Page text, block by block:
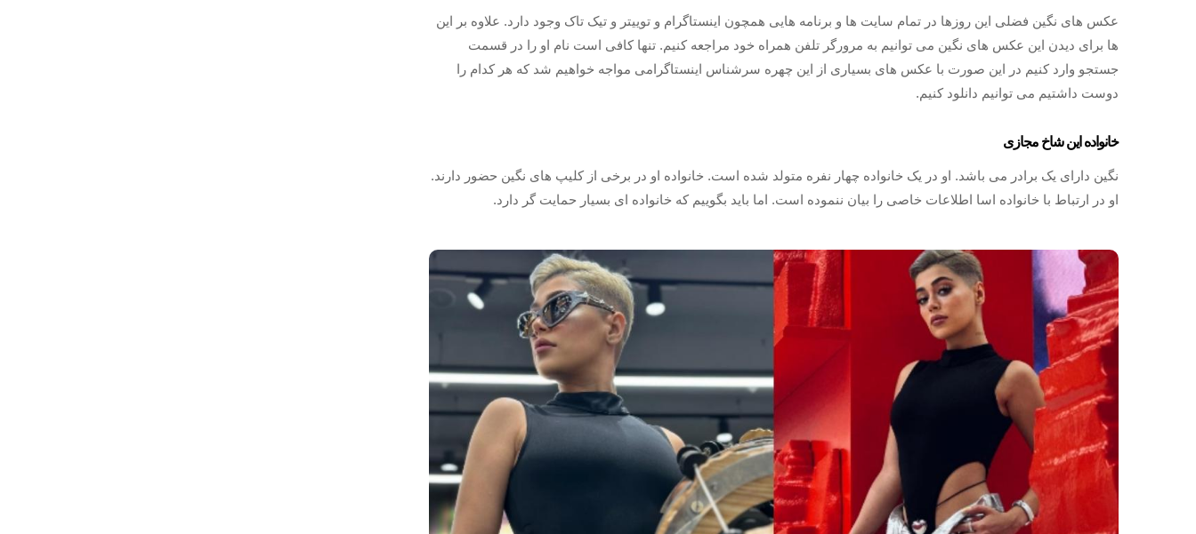
عکس های نگین فضلی این روزها در تمام سایت ها و برنامه هایی همچون اینستاگرام و توییتر و تیک تاک وجود دارد. علاوه بر این
ها برای دیدن این عکس های نگین می‌ توانیم به مرورگر تلفن همراه خود مراجعه کنیم. تنها کافی است نام او را در قسمت
جستجو وارد کنیم در این صورت با عکس های بسیاری از این چهره سرشناس اینستاگرامی مواجه خواهیم شد که هر کدام را
دوست داشتیم می توانیم دانلود کنیم.
خانواده این شاخ مجازی
نگین دارای یک برادر می باشد. او در یک خانواده چهار نفره متولد شده است. خانواده او در برخی از کلیپ های نگین حضور دارند.
او در ارتباط با خانواده اسا اطلاعات خاصی را بیان ننموده است. اما باید بگوییم که خانواده ای بسیار حمایت گر دارد.